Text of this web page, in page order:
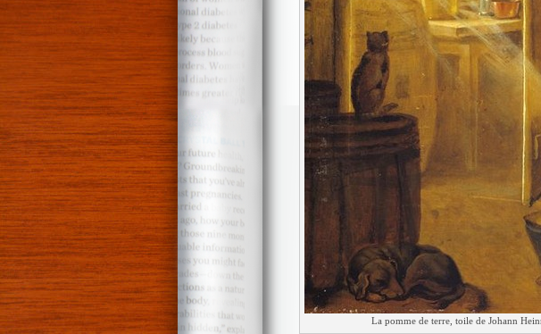
La pomme de terre, toile de Johann